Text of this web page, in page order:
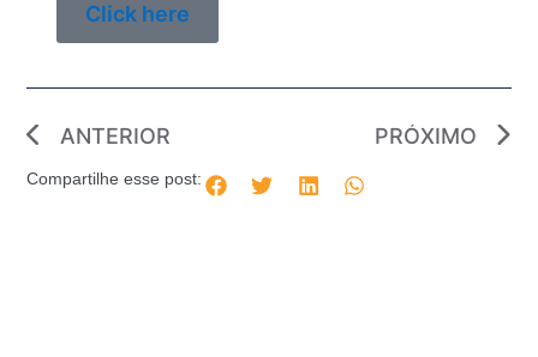
Click here
ANTERIOR PRÓXIMO
Compartilhe esse post: